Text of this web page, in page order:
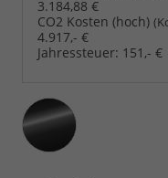
3.184,88 €
CO2 Kosten (hoch)
4.917,- €
Jahressteuer: 151,- €